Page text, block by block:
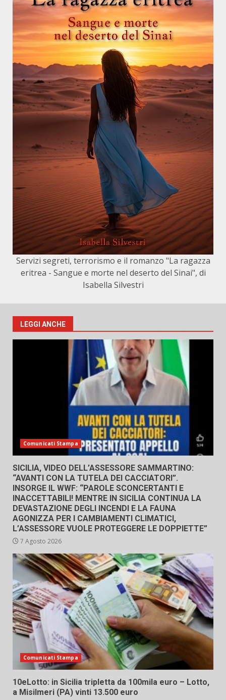
Servizi segreti, terrorismo e il romanzo "La ragazza
eritrea - Sangue e morte nel deserto del Sinai", di
Isabella Silvestri
LEGGI ANCHE
Comunicati Stampa
SICILIA, VIDEO DELL’ASSESSORE SAMMARTINO:
“AVANTI CON LA TUTELA DEI CACCIATORI”.
INSORGE IL WWF: “PAROLE SCONCERTANTI E
INACCETTABILI! MENTRE IN SICILIA CONTINUA LA
DEVASTAZIONE DEGLI INCENDI E LA FAUNA
AGONIZZA PER I CAMBIAMENTI CLIMATICI,
L’ASSESSORE VUOLE PROTEGGERE LE DOPPIETTE”
7 Agosto 2026
Comunicati Stampa
10eLotto: in Sicilia tripletta da 100mila euro – Lotto,
a Misilmeri (PA) vinti 13.500 euro